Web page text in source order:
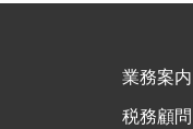
業務案内
税務顧問